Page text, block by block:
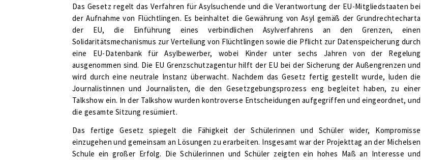
Das Gesetz regelt das Verfahren für Asylsuchende und die Verantwortung der EU-Mitgliedstaaten bei
der Aufnahme von Flüchtlingen. Es beinhaltet die Gewährung von Asyl gemäß der Grundrechtecharta
der EU, die Einführung eines verbindlichen Asylverfahrens an den Grenzen, einen
Solidaritätsmechanismus zur Verteilung von Flüchtlingen sowie die Pflicht zur Datenspeicherung durch
eine EU-Datenbank für Asylbewerber, wobei Kinder unter sechs Jahren von der Regelung
ausgenommen sind. Die EU Grenzschutzagentur hilft der EU bei der Sicherung der Außengrenzen und
wird durch eine neutrale Instanz überwacht. Nachdem das Gesetz fertig gestellt wurde, luden die
Journalistinnen und Journalisten, die den Gesetzgebungsprozess eng begleitet haben, zu einer
Talkshow ein. In der Talkshow wurden kontroverse Entscheidungen aufgegriffen und eingeordnet, und
die gesamte Sitzung resümiert.
Das fertige Gesetz spiegelt die Fähigkeit der Schülerinnen und Schüler wider, Kompromisse
einzugehen und gemeinsam an Lösungen zu erarbeiten. Insgesamt war der Projekttag an der Michelsen
Schule ein großer Erfolg. Die Schülerinnen und Schüler zeigten ein hohes Maß an Interesse und